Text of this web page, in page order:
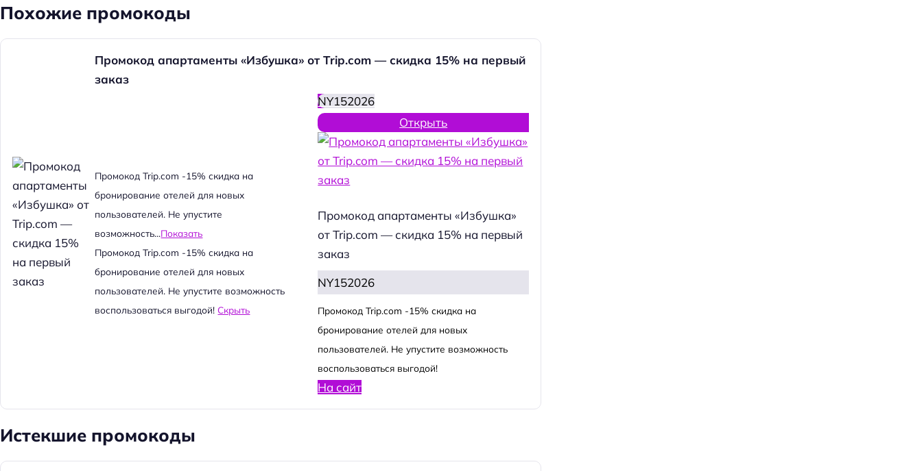
Похожие промокоды
Промокод апартаменты «Избушка» от Trip.com — скидка 15% на первый
заказ
Промокод Trip.com -15% скидка на
бронирование отелей для новых
пользователей. Не упустите
возможность...Показать
Промокод Trip.com -15% скидка на
бронирование отелей для новых
пользователей. Не упустите возможность
воспользоваться выгодой!Скрыть
NY152026
Открыть
Промокод апартаменты «Избушка»
от Trip.com — скидка 15% на первый
заказ
NY152026
Промокод Trip.com -15% скидка на
бронирование отелей для новых
пользователей. Не упустите возможность
воспользоваться выгодой!
На сайт
Истекшие промокоды